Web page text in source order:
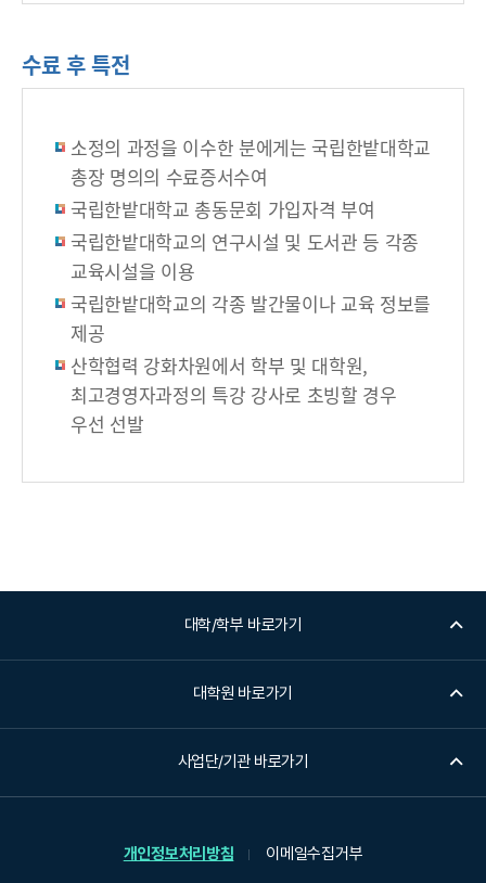
수료 후 특전
소정의 과정을 이수한 분에게는 국립한밭대학교
총장 명의의 수료증서수여
국립한밭대학교 총동문회 가입자격 부여
국립한밭대학교의 연구시설 및 도서관 등 각종
교육시설을 이용
국립한밭대학교의 각종 발간물이나 교육 정보를
제공
산학협력 강화차원에서 학부 및 대학원,
최고경영자과정의 특강 강사로 초빙할 경우
우선 선발
대학/학부 바로가기
대학원 바로가기
사업단/기관 바로가기
개인정보처리방침 이메일수집거부